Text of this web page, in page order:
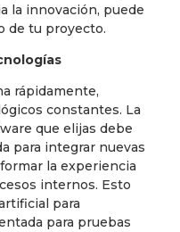
la innovación, puede
de tu proyecto.
rápidamente,
constantes. La
que elijas debe
para integrar nuevas
la experiencia
internos. Esto
para
para pruebas